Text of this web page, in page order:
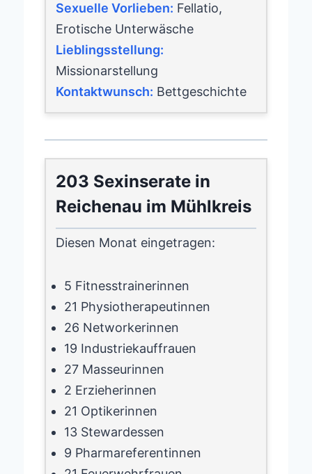
Sexuelle Vorlieben: Fellatio,
Erotische Unterwäsche
Lieblingsstellung:
Missionarstellung
Kontaktwunsch: Bettgeschichte
203 Sexinserate in
Reichenau im Mühlkreis
Diesen Monat eingetragen:
5 Fitnesstrainerinnen
21 Physiotherapeutinnen
26 Networkerinnen
19 Industriekauffrauen
27 Masseurinnen
2 Erzieherinnen
21 Optikerinnen
13 Stewardessen
9 Pharmareferentinnen